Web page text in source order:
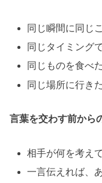
同じ瞬間に同じ
同じタイミング
同じものを食べ
同じ場所に行き
言葉を交わす前から
相手が何を考え
一言伝えれば、